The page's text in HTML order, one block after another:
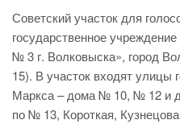
Советский участок для
государственное
№ 3 г. Волковыска», город
15). В участок входят улицы
Маркса – дома № 10, № 12 и
по № 13, Короткая,